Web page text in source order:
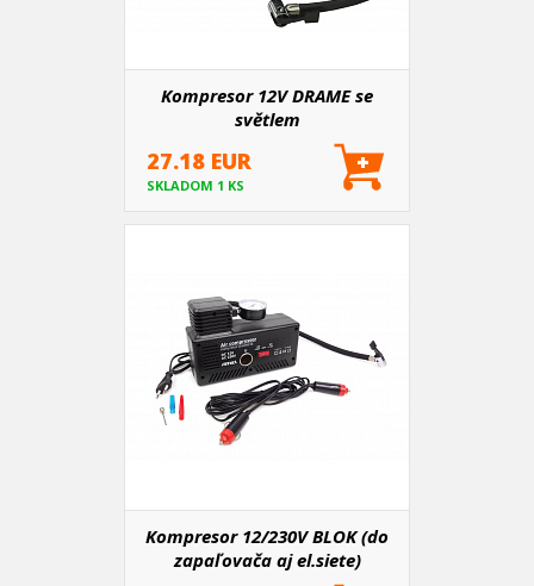
Kompresor 12V DRAME se
světlem
27.18 EUR
SKLADOM 1 KS
Kompresor 12/230V BLOK (do
zapaľovača aj el.siete)